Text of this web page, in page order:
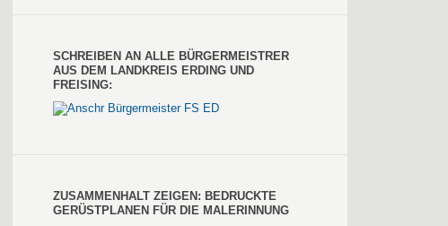
SCHREIBEN AN ALLE BÜRGERMEISTRER
AUS DEM LANDKREIS ERDING UND
FREISING:
ZUSAMMENHALT ZEIGEN: BEDRUCKTE
GERÜSTPLANEN FÜR DIE MALERINNUNG